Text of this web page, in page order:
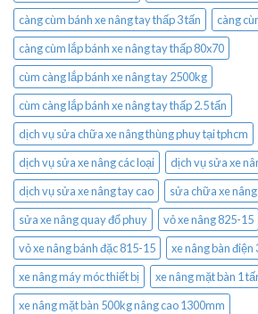
càng cùm bánh xe nâng tay thấp 3 tấn
càng
càng cùm lắp bánh xe nâng tay thấp 80x70
cùm càng lắp bánh xe nâng tay 2500kg
cùm càng lắp bánh xe nâng tay thấp 2.5 tấn
dịch vụ sửa chữa xe nâng thùng phuy tại tphcm
dịch vụ sửa xe nâng các loại
dịch vụ sửa xe
dịch vụ sửa xe nâng tay cao
sửa chữa xe
sửa xe nâng quay đổ phuy
vỏ xe nâng 825-15
vỏ xe nâng bánh đặc 815-15
xe nâng bàn điện
xe nâng máy móc thiết bị
xe nâng mặt bàn 1
xe nâng mặt bàn 500kg nâng cao 1300mm